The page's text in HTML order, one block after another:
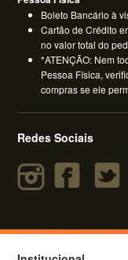
Boleto Bancário à
Cartão de Crédito
no valor total do
*ATENÇÃO: Nem
Pessoa Física,
compras se ele
Redes Sociais